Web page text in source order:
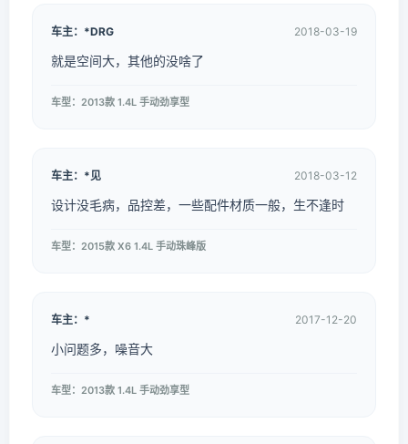
车主：*DRG 2018-03-19
就是空间大，其他的没啥了
车型：2013款 1.4L 手动劲享型
车主：*见 2018-03-12
设计没毛病，品控差，一些配件材质一般，生不逢时
车型：2015款 X6 1.4L 手动珠峰版
车主：* 2017-12-20
小问题多，噪音大
车型：2013款 1.4L 手动劲享型